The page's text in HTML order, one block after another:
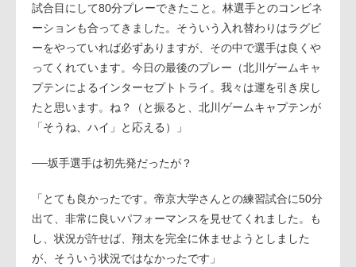
試合目にして80分プレーできたこと。林選手とのコンビネ
ーションも合ってきました。そういう入れ替わりはラグビ
ーをやっていれば必ずありますが、その中で選手は良くや
ってくれています。今日の最後のプレー（北川ゲームキャ
プテンによるインターセプトトライ。我々は運を引き戻し
たと思います。ね？（と振ると、北川ゲームキャプテンが
「そうね、ハイ」と応える）」
──坂手選手は初先発だったが？
「とても良かったです。帝京大学さんとの練習試合に50分
出て、非常に良いパフォーマンスを見せてくれました。も
し、状況が許せば、翔太を完全に休ませようとしました
が、そういう状況ではなかったです」